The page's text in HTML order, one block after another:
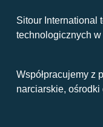
Sitour International
technologicznych
Współpracujemy z
narciarskie,